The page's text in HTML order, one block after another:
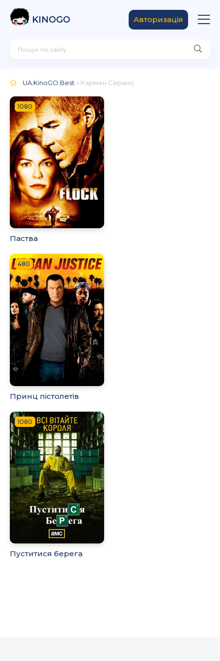
KINOGO Авторизація
UA.KinoGO.Best » Кармен Серано
1080
Паства
480
Принц пістолетів
1080
Пуститися берега